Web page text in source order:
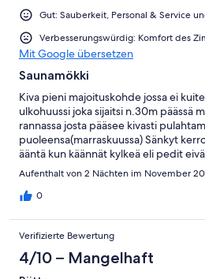
Gut: Sauberkeit, Personal & Service
Verbesserungswürdig: Komfort des
Mit Google übersetzen
Saunamökki
Kiva pieni majoituskohde jossa ei
ulkohuussi joka sijaitsi n.30m päässä
rannassa josta pääsee kivasti
puoleensa(marraskuussa) Sänkyt
ääntä kun käännät kylkeä eli pedit
eivät ole sikeä unisia. Olin varannut 2
perusmukavuuksien puuttumisen
Aufenthalt von 2 Nächten im November
0
Verifizierte Bewertung
4/10 – Mangelhaft